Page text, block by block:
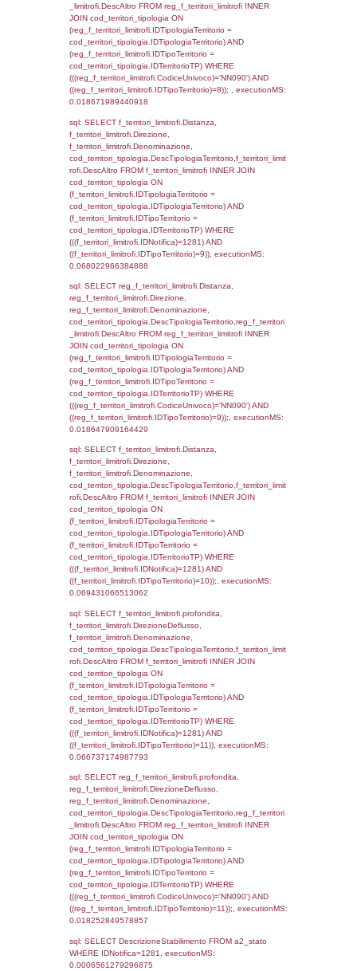
(f_territori_limitrofi.IDTipologiaTerritorio =
cod_territori_tipologia.IDTipologiaTerritorio)
(f_territori_limitrofi.IDTipoTerritorio =
cod_territori_tipologia.IDTerritorioTP)
(((f_territori_limitrofi.IDNotifica)=1281) AND
((f_territori_limitrofi.IDTipoTerritorio)=3)),
0.071017026901245
sql: SELECT
reg_f_territori_limitrofi.Direzione,
reg_f_territori_limitrofi.Denominazione,
reg_f_territori_limitrofi.DescAltro FROM
reg_f_territori_limitrofi INNER JOIN
ON
(reg_f_territori_limitrofi.IDTipoTerritorio =
cod_territori_tipologia.IDTerritorioTP)
0.042311906814575
sql: SELECT f_territori_limitrofi.Distanza,
f_territori_limitrofi.Direzione,
rofi.DescAltro FROM f_territori_limitrofi
cod_territori_tipologia ON
(f_territori_limitrofi.IDTipologiaTerritorio =
cod_territori_tipologia.IDTipologiaTerritorio)
(f_territori_limitrofi.IDTipoTerritorio =
cod_territori_tipologia.IDTerritorioTP)
(((f_territori_limitrofi.IDNotifica)=1281) AND
0.071149110794067
sql: SELECT f_territori_limitrofi.Distanza,
f_territori_limitrofi.Direzione,
f_territori_limitrofi.Denominazione,
f_territori_limitrofi.DescAltro FROM
JOIN cod_territori_tipologia ON
(f_territori_limitrofi.IDTipologiaTerritorio =
cod_territori_tipologia.IDTipologiaTerritorio)
(f_territori_limitrofi.IDTipoTerritorio =
cod_territori_tipologia.IDTerritorioTP)
(((f_territori_limitrofi.IDNotifica)=1281) AND
((f_territori_limitrofi.IDTipoTerritorio)=5)),
0.069988012313843
sql: SELECT f_territori_limitrofi.Distanza,
f_territori_limitrofi.Direzione,
f_territori_limitrofi.Denominazione,